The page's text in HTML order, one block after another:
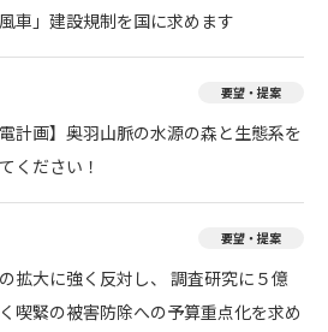
車」建設規制を国に求めます
要望・提案
計画】奥羽山脈の水源の森と生態系を
ください！
要望・提案
拡大に強く反対し、 調査研究に５億
喫緊の被害防除への予算重点化を求め